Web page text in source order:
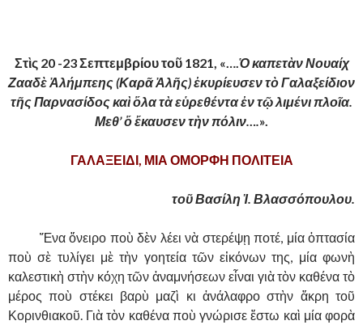
Στὶς 20 -23 Σεπτεμβρίου τοῦ 1821, «…. Ὁ καπετὰν Νουαίχ
Ζααδὲ Ἀλήμπεης (Καρᾶ Ἀλῆς) ἐκυρίευσεν τὸ Γαλαξείδιον
τῆς Παρνασίδος καὶ ὅλα τὰ εὑρεθέντα ἐν τῷ λιμένι πλοῖα.
Μεθ’ ὅ ἔκαυσεν τὴν πόλιν…. ».
ΓΑΛΑΞΕΙΔΙ, ΜΙΑ ΟΜΟΡΦΗ ΠΟΛΙΤΕΙΑ
τοῦ Βασίλη Ἰ. Βλασσόπουλου.
Ἕνα ὄνειρο ποὺ δὲν λέει νὰ στερέψῃ ποτέ, μία ὀπτασία
ποὺ σὲ τυλίγει μὲ τὴν γοητεία τῶν εἰκόνων της, μία φωνὴ
καλεστικὴ στὴν κόχη τῶν ἀναμνήσεων εἶναι γιὰ τὸν καθένα τὸ
μέρος ποὺ στέκει βαρὺ μαζὶ κι ἀνάλαφρο στὴν ἄκρη τοῦ
Κορινθιακοῦ. Γιὰ τὸν καθένα ποὺ γνώρισε ἔστω καὶ μία φορὰ